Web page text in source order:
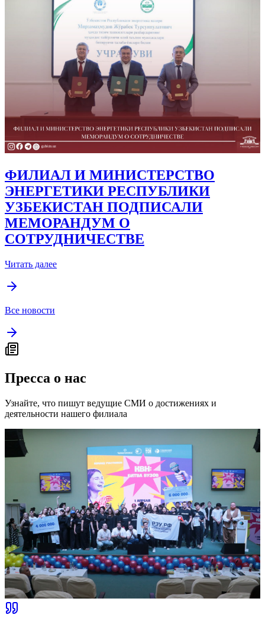
ВЫПУСКНИКИ 2026 ГОДА
ФИЛИАЛА ПРИНЯЛИ УЧАСТИЕ НА
ВСТРЕЧЕ С МИНИСТРОМ
ЭНЕРГЕТИКИ РЕСПУБЛИКИ
УЗБЕКИСТАН, ПОСВЯЩЕННОЙ
ВОПРОСАМ ТРУДОУСТРОЙСТВА
Читать далее
ФИЛИАЛ И МИНИСТЕРСТВО
ЭНЕРГЕТИКИ РЕСПУБЛИКИ
МЕМОРАНДУМ О
СОТРУДНИЧЕСТВЕ
Все новости
Пресса о нас
Узнайте, что пишут ведущие СМИ о достижениях и
деятельности нашего филиала